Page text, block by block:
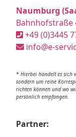
Naumburg
Bahnhofstraße
+49 (0)3445
info@e-
* Hierbei handelt es sich
sondern um reine
richten können und wo
persönlich empfangen.
Partner: